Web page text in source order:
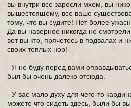
вы внутри все заросли мхом, вы
вышестоящему, все ваше
тому, что вы судите! Нет более
Да вы наверное никогда не
вот вы кто, прячетесь в подвалах и
своих теплых нор!
- Я не буду перед вами
был бы очень далеко отсюда.
- У вас мало духу для чего-то
можете что сидеть здесь, были бы